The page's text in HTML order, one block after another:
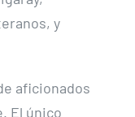
y
aficionados
El único